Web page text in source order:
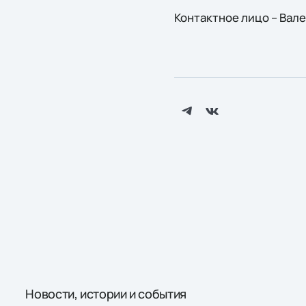
Контактное лицо –
Новости, истории и события